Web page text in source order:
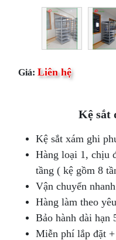
Giá: Liên hệ
Kệ sắt
Kệ sắt xám ghi
Hàng loại 1, chịu
tầng ( kệ gồm 8
Vận chuyển
Hàng làm theo
Bảo hành dài hạn
Miễn phí lắp đặt